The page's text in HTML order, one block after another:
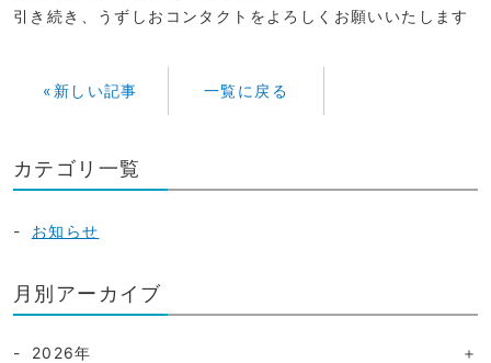
引き続き、うずしおコンタクトをよろしくお願いいたします
«新しい記事 一覧に戻る
カテゴリ一覧
お知らせ
月別アーカイブ
2026年